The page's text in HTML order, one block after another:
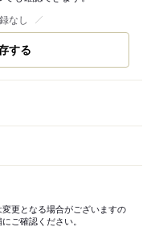
なし
する
更となる場合がございますの
ご確認ください。